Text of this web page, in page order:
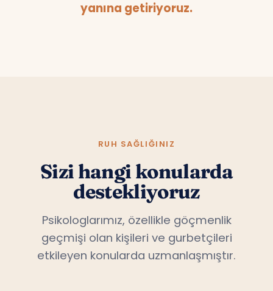
yanına getiriyoruz.
RUH SAĞLIĞINIZ
Sizi hangi konularda
destekliyoruz
Psikologlarımız, özellikle göçmenlik
geçmişi olan kişileri ve gurbetçileri
etkileyen konularda uzmanlaşmıştır.